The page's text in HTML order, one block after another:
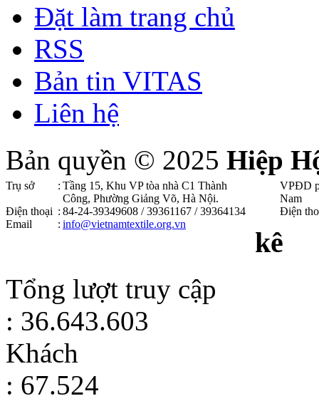
Đặt làm trang chủ
RSS
Bản tin VITAS
Liên hệ
Bản quyền © 2025 Hiệp
Trụ sở : Tầng 15, Khu VP tòa nhà C1 Thành
Công, Phường Giảng Võ, Hà Nội .
Điện thoại : 84-24-39349608 / 39361167 / 39364134
Email
: info@vietnamtextile.org.vn
VPĐD
Nam
Điện
kê
Tổng lượt truy cập
: 36.643.603
Khách
: 67.524